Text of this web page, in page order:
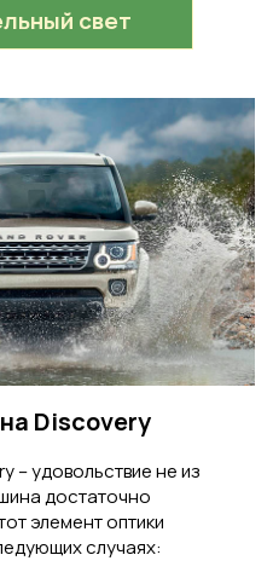
свет
Discovery
– удовольствие не из
достаточно
элемент оптики
случаях: